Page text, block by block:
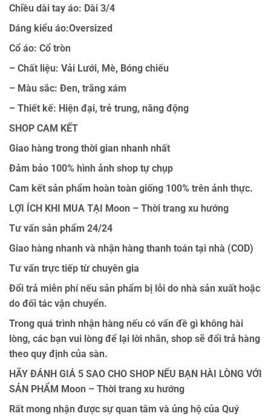
Chiều dài tay áo: Dài 3/4
Dáng kiểu áo:Oversized
Cổ áo: Cổ tròn
– Chất liệu: Vải Lưới, Mè, Bóng chiếu
– Màu sắc: Đen, trắng xám
– Thiết kế: Hiện đại, trẻ trung, năng động
SHOP CAM KẾT
Giao hàng trong thời gian nhanh nhất
Đảm bảo 100% hình ảnh shop tự chụp
Cam kết sản phẩm hoàn toàn giống 100% trên ảnh thực.
LỢI ÍCH KHI MUA TẠI Moon – Thời trang xu hướng
Tư vấn sản phẩm 24/24
Giao hàng nhanh và nhận hàng thanh toán tại nhà (COD)
Tư vấn trực tiếp từ chuyên gia
Đổi trả miễn phí nếu sản phẩm bị lỗi do nhà sản xuất hoặc
do đối tác vận chuyển.
Trong quá trình nhận hàng nếu có vấn đề gì không hài
lòng, các bạn vui lòng để lại lời nhắn, shop sẽ đổi trả hàng
theo quy định của sàn.
HÃY ĐÁNH GIÁ 5 SAO CHO SHOP NẾU BẠN HÀI LÒNG VỚI
SẢN PHẨM Moon – Thời trang xu hướng
Rất mong nhận được sự quan tâm và ủng hộ của Quý